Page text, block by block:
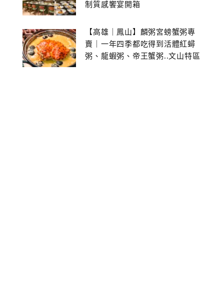
制質感饗宴開箱
【高雄｜鳳山】麟粥宮螃蟹粥專
賣｜一年四季都吃得到活體紅蟳
粥、龍蝦粥、帝王蟹粥..文山特區